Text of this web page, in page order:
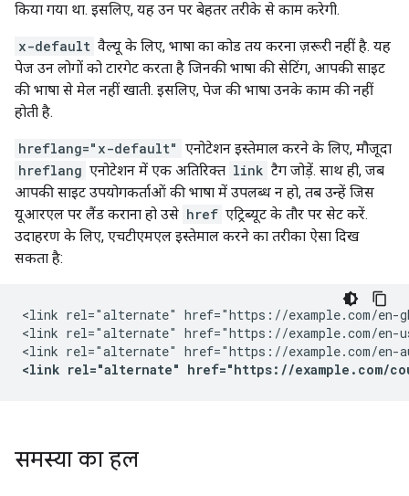
किया गया था. इसलिए, यह उन पर बेहतर तरीके से काम करेगी.
x-default वैल्यू के लिए, भाषा का कोड तय करना ज़रूरी नहीं है. यह
पेज उन लोगों को टारगेट करता है जिनकी भाषा की सेटिंग, आपकी साइट
की भाषा से मेल नहीं खाती. इसलिए, पेज की भाषा उनके काम की नहीं
होती है.
hreflang="x-default" एनोटेशन इस्तेमाल करने के लिए, मौजूदा
hreflang एनोटेशन में एक अतिरिक्त link टैग जोड़ें. साथ ही, जब
आपकी साइट उपयोगकर्ताओं की भाषा में उपलब्ध न हो, तब उन्हें जिस
यूआरएल पर लैंड कराना हो उसे href एट्रिब्यूट के तौर पर सेट करें.
उदाहरण के लिए, एचटीएमएल इस्तेमाल करने का तरीका ऐसा दिख
सकता है:
<link rel="alternate" href="https://example.com/en-
<link rel="alternate" href="https://example.com/en-
<link rel="alternate" href="https://example.com/
समस्या का हल